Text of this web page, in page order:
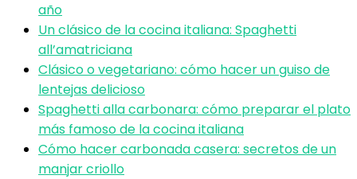
año
Un clásico de la cocina italiana: Spaghetti
all’amatriciana
Clásico o vegetariano: cómo hacer un guiso de
lentejas delicioso
Spaghetti alla carbonara: cómo preparar el plato
más famoso de la cocina italiana
Cómo hacer carbonada casera: secretos de un
manjar criollo